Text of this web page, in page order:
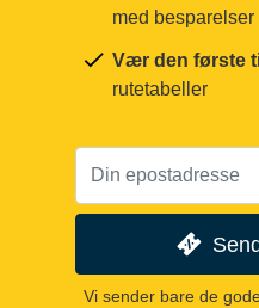
med
Vær den første
rutetabeller
Vi sender bare de